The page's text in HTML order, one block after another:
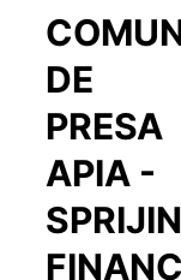
DE
PRESA
APIA -
SPRIJIN